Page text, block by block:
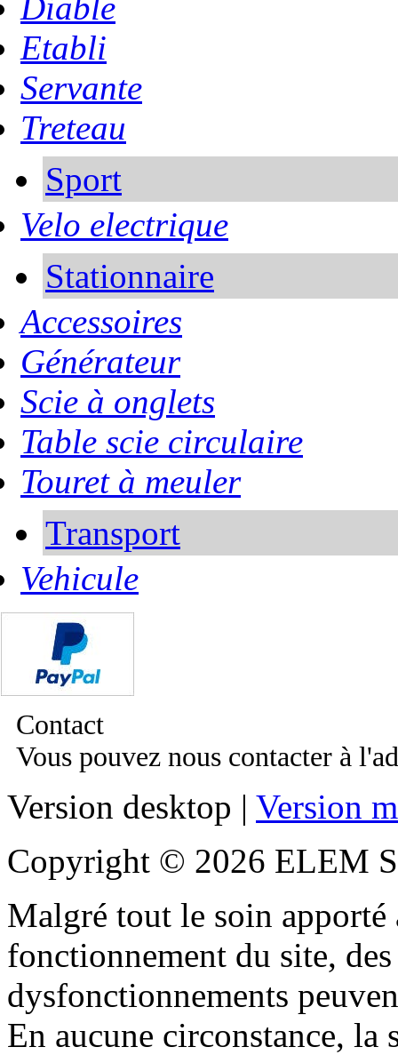
Etabli
Servante
Treteau
Sport
Velo electrique
Stationnaire
Accessoires
Générateur
Scie à onglets
Table scie circulaire
Touret à meuler
Transport
Vehicule
Contact
Vous pouvez nous contacter à
Version desktop | Version
Copyright © 2026 ELEM
Malgré tout le soin apporté
fonctionnement du site,
dysfonctionnements
En aucune circonstance, la